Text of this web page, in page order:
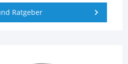
Ratgeber